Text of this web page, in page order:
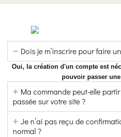
Dois je m’inscrire pour faire
Oui, la création d'un compte est
pouvoir passer
Ma commande peut-elle
passée sur votre site ?
Je n’ai pas reçu de
normal ?